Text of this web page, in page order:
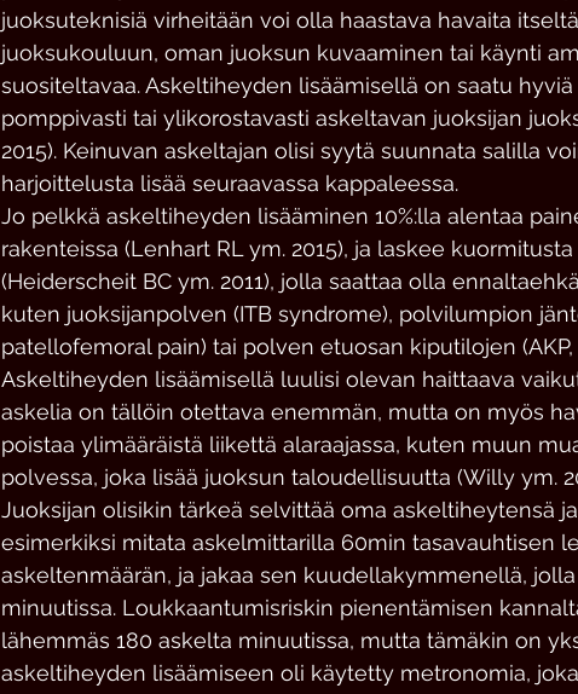
juoksuteknisiä virheitään voi olla haastava havaita
juoksukouluun, oman juoksun kuvaaminen tai käynti
suositeltavaa. Askeltiheyden lisäämisellä on saatu
pomppivasti tai ylikorostavasti askeltavan juoksijan
2015). Keinuvan askeltajan olisi syytä suunnata salilla
harjoittelusta lisää seuraavassa kappaleessa.
Jo pelkkä askeltiheyden lisääminen 10%:lla alentaa
rakenteissa (Lenhart RL ym. 2015), ja laskee
(Heiderscheit BC ym. 2011), jolla saattaa olla
kuten juoksijanpolven (ITB syndrome), polvilumpion
patellofemoral pain) tai polven etuosan kiputilojen
Askeltiheyden lisäämisellä luulisi olevan haittaava
askelia on tällöin otettava enemmän, mutta on myös
poistaa ylimääräistä liikettä alaraajassa, kuten muun
polvessa, joka lisää juoksun taloudellisuutta (Willy ym.
Juoksijan olisikin tärkeä selvittää oma askeltiheytensä
esimerkiksi mitata askelmittarilla 60min tasavauhtisen
askeltenmäärän, ja jakaa sen kuudellakymmenellä,
minuutissa. Loukkaantumisriskin pienentämisen
lähemmäs 180 askelta minuutissa, mutta tämäkin on
askeltiheyden lisäämiseen oli käytetty metronomia,